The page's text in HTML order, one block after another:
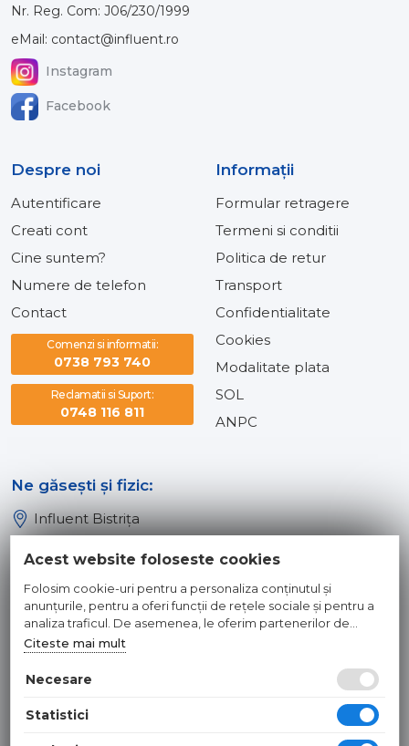
Nr. Reg. Com: J06/230/1999
eMail: contact@influent.ro
Instagram
Facebook
Despre noi
Autentificare
Creati cont
Cine suntem?
Numere de telefon
Contact
Comenzi si informatii:
0738 793 740
Reclamatii si Suport:
0748 116 811
Informaţii
Formular retragere
Termeni si conditii
Politica de retur
Transport
Confidentialitate
Cookies
Modalitate plata
SOL
ANPC
Ne găsești și fizic:
Influent Bistrița
Influent Dej
© 2026 INFLUENT SRL
Toate preturile sunt exprimate in lei si includ tva. Ofertele sunt
Hosted byNameBox
Acest website foloseste cookies
Folosim cookie-uri pentru a personaliza conținutul și
anunțurile, pentru a oferi funcții de rețele sociale și pentru a
analiza traficul. De asemenea, le oferim partenerilor de
rețele sociale, de publicitate și de analize informații cu privire
la modul în care folosiți site-ul nostru. Aceștia le pot combina
cu alte informații oferite de dvs. sau culese în urma folosirii
Citeste mai mult
Necesare
Statistici